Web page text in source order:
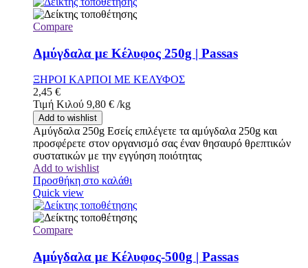
Compare
Αμύγδαλα με Κέλυφος 250g | Passas
ΞΗΡΟΙ ΚΑΡΠΟΙ ΜΕ ΚΕΛΥΦΟΣ
2,45 €
Τιμή Κιλού 9,80 € /kg
Add to wishlist
Αμύγδαλα 250g Εσείς επιλέγετε τα αμύγδαλα 250g και
προσφέρετε στον οργανισμό σας έναν θησαυρό θρεπτικών
συστατικών με την εγγύηση ποιότητας
Add to wishlist
Προσθήκη στο καλάθι
Quick view
Compare
Αμύγδαλα με Κέλυφος-500g | Passas